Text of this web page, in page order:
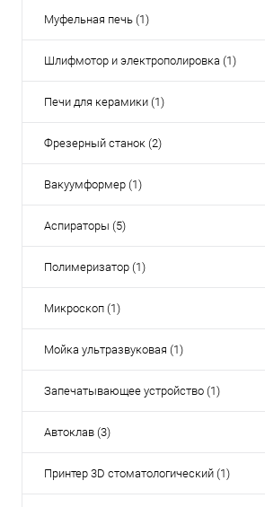
Муфельная печь (1)
Шлифмотор и электрополировка (1)
Печи для керамики (1)
Фрезерный станок (2)
Вакуумформер (1)
Аспираторы (5)
Полимеризатор (1)
Микроскоп (1)
Мойка ультразвуковая (1)
Запечатывающее устройство (1)
Автоклав (3)
Принтер 3D стоматологический (1)